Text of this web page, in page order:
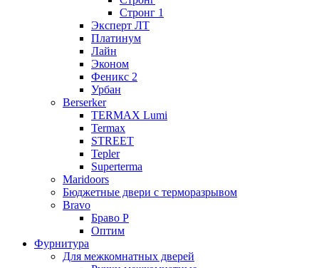
Стронг 1
Эксперт ЛТ
Платинум
Лайн
Эконом
Феникс 2
Урбан
Berserker
TERMAX Lumi
Termax
STREET
Tepler
Superterma
Maridoors
Бюджетные двери с терморазрывом
Bravo
Браво Р
Оптим
Фурнитура
Для межкомнатных дверей